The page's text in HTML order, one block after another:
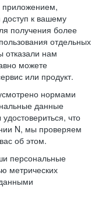
приложением,
к вашему
получения более
отдельных
отказали нам
можете
или продукт.
нормами
данные
что
N, мы проверяем
об этом.
персональные
метрических